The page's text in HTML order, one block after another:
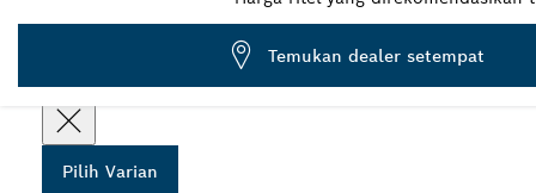
Pilih spesifikasi Anda
Pilih Varian
Temukan dealer setempat